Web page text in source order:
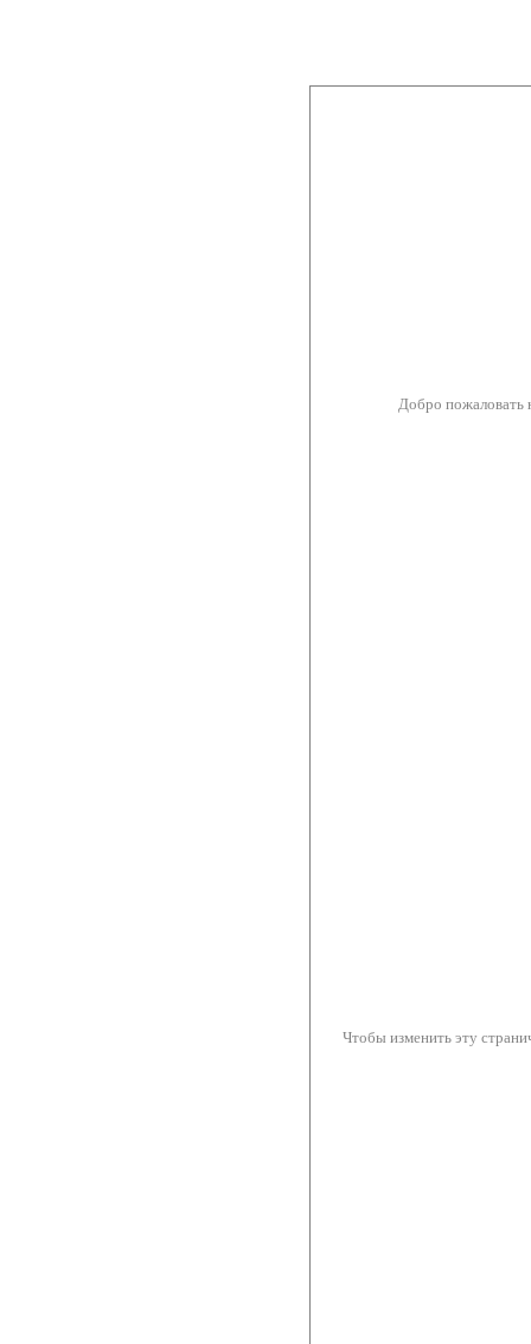
Добро пожаловать
Чтобы изменить эту